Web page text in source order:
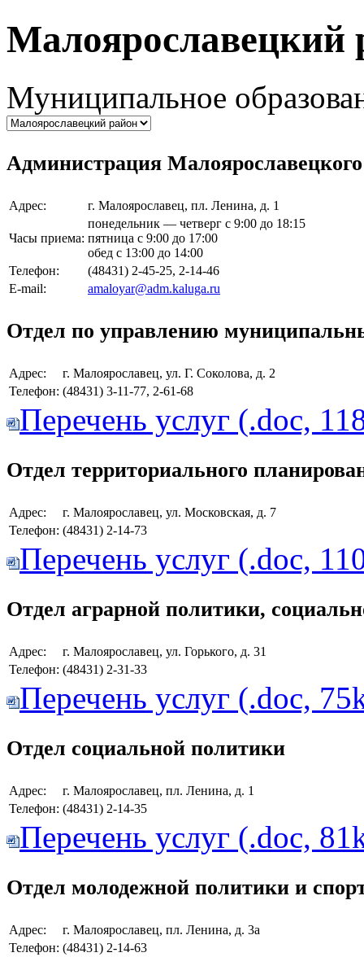
Малоярославецкий
Муниципальное
Администрация
Адрес: г. Малоярославец, пл. Ленина, д. 1
Часы приема:
понедельник — четверг с 9:00 до 18:15
пятница с 9:00 до 17:00
обед с 13:00 до 14:00
Телефон:
(48431) 2-45-25, 2-14-46
E-mail:
amaloyar@adm.kaluga.ru
Отдел по управлению
Адрес:
г. Малоярославец, ул. Г. Соколова, д. 2
Телефон: (48431) 3-11-77, 2-61-68
Перечень услуг (.doc,
Отдел территориального
Адрес:
г. Малоярославец, ул. Московская, д. 7
Телефон: (48431) 2-14-73
Перечень услуг (.doc,
Отдел аграрной политики,
Адрес:
г. Малоярославец, ул. Горького, д. 31
Телефон: (48431) 2-31-33
Перечень услуг (.doc,
Отдел социальной политики
Адрес:
г. Малоярославец, пл. Ленина, д. 1
Телефон: (48431) 2-14-35
Перечень услуг (.doc,
Отдел молодежной политики и
Адрес:
г. Малоярославец, пл. Ленина, д. 3а
Телефон: (48431) 2-14-63